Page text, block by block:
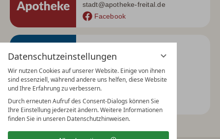
Datenschutzeinstellungen
Wir nutzen Cookies auf unserer Website. Einige von ihnen
sind essenziell, während andere uns helfen, diese Website
und Ihre Erfahrung zu verbessern.
Durch erneuten Aufruf des Consent-Dialogs können Sie
Ihre Einstellung jederzeit ändern. Weitere Informationen
finden Sie in unseren Datenschutzhinweisen.
stadt@apotheke-freital.de
Facebook
Dresdner Straße 278
01705 Freital
Tel. (03 51) 64947 53
Fax (03 51) 64465 08
baer@apotheke-freital.de
Facebook